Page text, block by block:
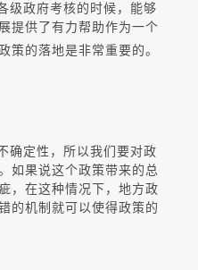
级政府考核的时候，能够
提供了有力帮助作为一个
策的落地是非常重要的。
确定性，所以我们要对政
如果说这个政策带来的总
，在这种情况下，地方政
的机制就可以使得政策的